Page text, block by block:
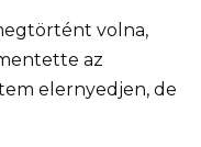
volna,
az
elernyedjen, de